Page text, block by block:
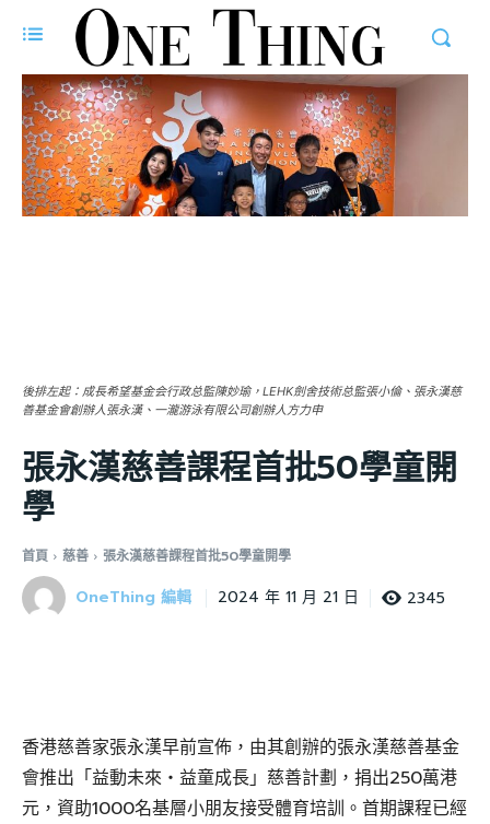
後排左起：成長希望基金会行政总監陳妙瑜，LEHK劍舍技術总監張小倫、張永漢慈
善基金會創辦人張永漢、一瀧游泳有限公司創辦人方力申
張永漢慈善課程首批50學童開
學
首頁 慈善 張永漢慈善課程首批50學童開學
OneThing 編輯 2024 年 11 月 21 日 2345
香港慈善家張永漢早前宣佈，由其創辦的張永漢慈善基金
會推出「益動未來‧益童成長」慈善計劃，捐出250萬港
元，資助1000名基層小朋友接受體育培訓。首期課程已經